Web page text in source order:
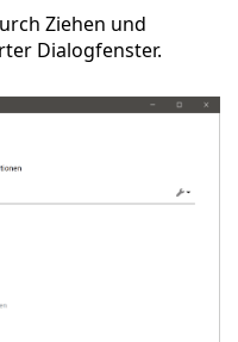
Ziehen und
Dialogfenster.